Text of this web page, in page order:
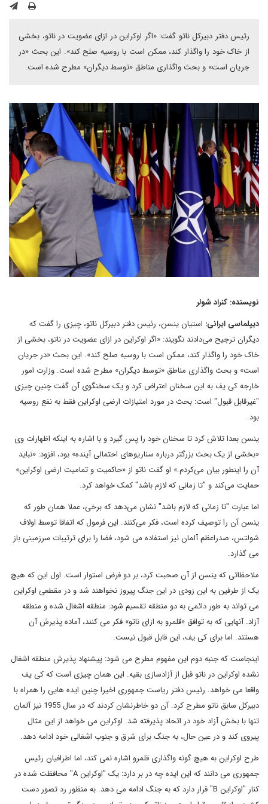
رئیس دفتر دبیرکل ناتو گفت: «اگر اوکراین در ازای عضویت در ناتو، بخشی
از خاک خود را واگذار کند، ممکن است با روسیه صلح کند». این بحث «در
جریان است» و بحث واگذاری مناطق «توسط دیگران» مطرح شده است.
نویسنده: کنراد شولر
دیپلماسی ایرانی: استیان ینسن، رئیس دفتر دبیرکل ناتو، چیزی را گفت که
دیگران ترجیح می‌دادند نگویند: «اگر اوکراین در ازای عضویت در ناتو، بخشی از
خاک خود را واگذار کند، ممکن است با روسیه صلح کند». این بحث «در جریان
است» و بحث واگذاری مناطق «توسط دیگران» مطرح شده است. وزارت امور
خارجه کی یف به این سخنان اعتراض کرد و یک سخنگوی آن گفت چنین چیزی
"غیرقابل قبول" است: بحث در مورد امتیازات ارضی اوکراین فقط به نفع روسیه
بود.
ینسن بعدا تلاش کرد تا سخنان خود را پس گیرد و با اشاره به اینکه اظهارات وی
«بخشی از یک بحث بزرگتر درباره سناریوهای احتمالی آینده» بود، افزود: «نباید
آن را اینطور بیان می‌کردم.» او گفت ناتو از «حاکمیت و تمامیت ارضی اوکراین»
حمایت می‌کند و "تا زمانی که لازم باشد" کمک خواهد کرد.
اما عبارت "تا زمانی که لازم باشد" نشان می‌دهد که برخی، عملا همان طور که
ینسن آن را توصیف کرده است، فکر می‌کنند. این فرمول که اتفاقا توسط اولاف
شولتس، صدراعظم آلمان نیز استفاده می شود، فضا را برای ترتیبات سرزمینی باز
می گذارد.
ملاحظاتی که ینسن از آن صحبت کرد، بر دو فرض استوار است. اول این که هیچ
یک از طرفین به این زودی در این جنگ پیروز نخواهند شد و در مقطعی اوکراین
می تواند به طور دائمی به دو منطقه تقسیم شود: منطقه اشغال شده و منطقه
آزاد. آنهایی که به توافق «قلمرو به ازای ناتو» فکر می کنند، آماده پذیرش آن
هستند. اما برای کی یف، این قابل قبول نیست.
اینجاست که جنبه دوم این مفهوم مطرح می شود: پیشنهاد پذیرش منطقه اشغال
نشده اوکراین در ناتو قبل از آزادسازی بقیه. این همان چیزی است که کی یف
واقعا می خواهد. رئیس دفتر ریاست جمهوری اخیرا چنین ایده هایی را همراه با
دبیرکل سابق ناتو مطرح کرد. آن دو خاطرنشان کردند که در سال 1955 نیز آلمان
تنها با بخش آزاد خود در اتحاد پذیرفته شد. اوکراین می خواهد از این مثال
پیروی کند و در عین حال، به جنگ برای شرق و جنوب اشغالی خود ادامه دهد.
طرح اوکراین به هیچ گونه واگذاری قلمرو اشاره نمی کند، اما اطرافیان رئیس
جمهوری می دانند که این ایده چه در بر دارد: یک "اوکراین A" محافظت شده در
کنار "اوکراین B" قرار دارد که به جنگ ادامه می دهد. به منظور رد تصور دست